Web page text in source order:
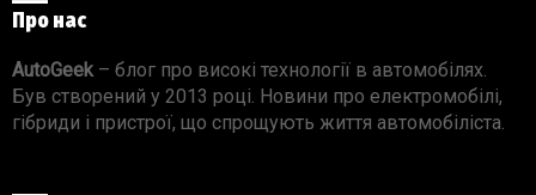
Про нас
AutoGeek– блог про високі технології в автомобілях.
Був створений у 2013 році. Новини про електромобілі,
гібриди і пристрої, що спрощують життя автомобіліста.